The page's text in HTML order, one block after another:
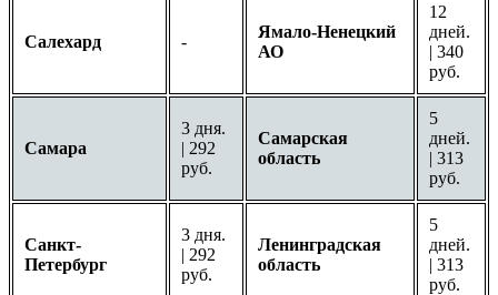
Салехард -
Ямало-Ненецкий
АО
12
дней.
| 340
руб.
Самара
3 дня.
| 292
руб.
Самарская
область
5
дней.
| 313
руб.
Санкт-
Петербург
3 дня.
| 292
руб.
Ленинградская
область
5
дней.
| 313
руб.